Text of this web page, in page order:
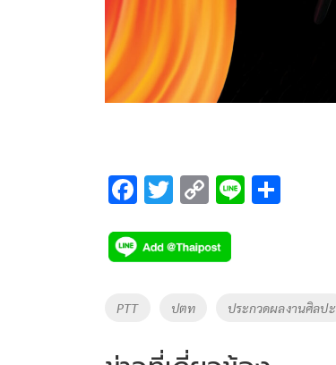
F
e
b
o
T
tt
er
C
p
y
Li
Li
Tags
PTT ปตท ประกวดผลงานศิลปะ